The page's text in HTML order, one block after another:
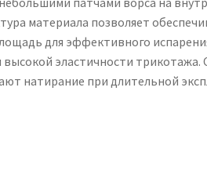
материала позволяет
для эффективного
эластичности трикотажа.
натирание при длительной